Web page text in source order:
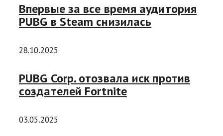
Впервые за все время аудитория
PUBG в Steam снизилась
28.10.2025
PUBG Corp. отозвала иск против
создателей Fortnite
03.05.2025